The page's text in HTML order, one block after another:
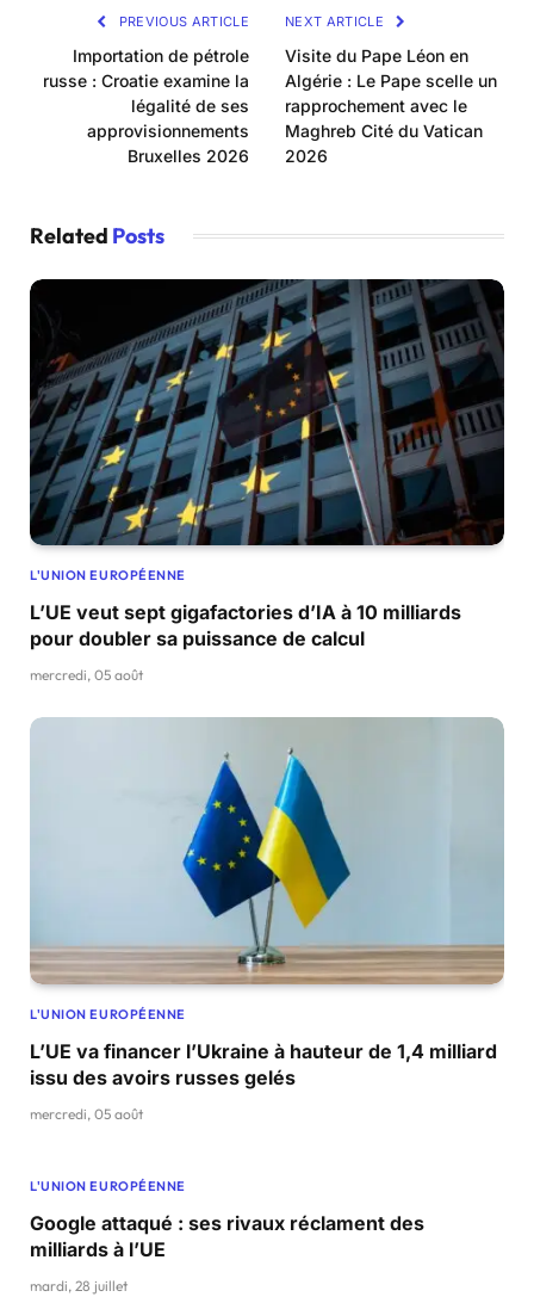
PREVIOUS ARTICLE
Importation de pétrole
russe : Croatie examine la
légalité de ses
approvisionnements
Bruxelles 2026
NEXT ARTICLE
Visite du Pape Léon en
Algérie : Le Pape scelle un
rapprochement avec le
Maghreb Cité du Vatican
2026
Related Posts
L'UNION EUROPÉENNE
L’UE veut sept gigafactories d’IA à 10 milliards
pour doubler sa puissance de calcul
mercredi, 05 août
L'UNION EUROPÉENNE
L’UE va financer l’Ukraine à hauteur de 1,4 milliard
issu des avoirs russes gelés
mercredi, 05 août
L'UNION EUROPÉENNE
Google attaqué : ses rivaux réclament des
milliards à l’UE
mardi, 28 juillet